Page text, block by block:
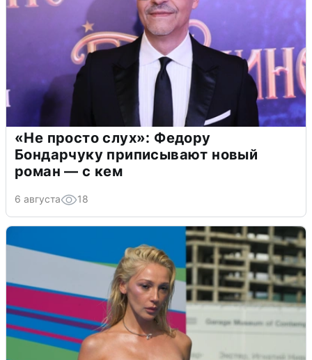
«Не просто слух»: Федору
Бондарчуку приписывают новый
роман — с кем
6 августа 18